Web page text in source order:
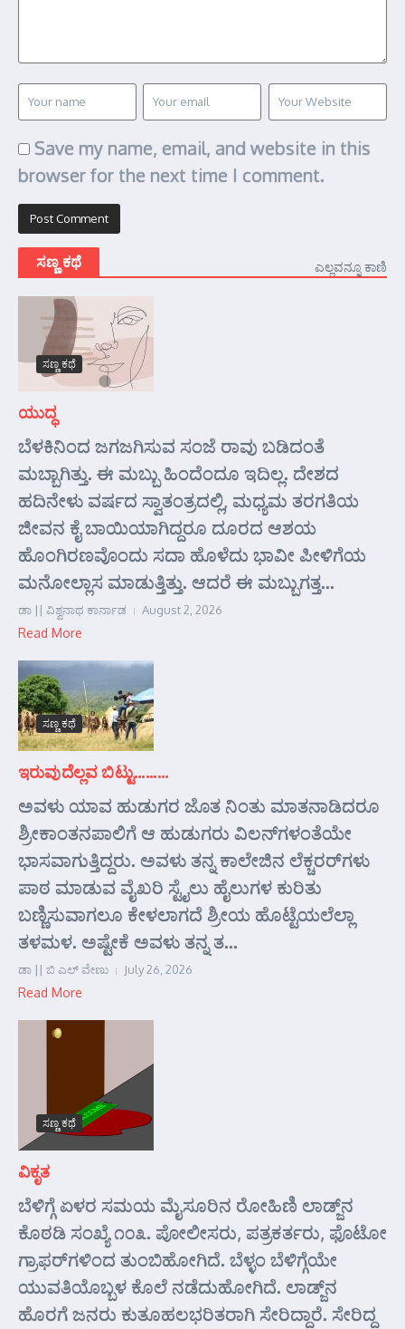
Save my name, email, and website in this
browser for the next time I comment.
ಸಣ್ಣ ಕಥೆ ಎಲ್ಲವನ್ನೂ ಕಾಣಿ
ಸಣ್ಣ ಕಥೆ
ಯುದ್ಧ
ಬೆಳಕಿನಿಂದ ಜಗಜಗಿಸುವ ಸಂಜೆ ರಾವು ಬಡಿದಂತೆ
ಮಬ್ಬಾಗಿತ್ತು. ಈ ಮಬ್ಬು ಹಿಂದೆಂದೂ ಇದಿಲ್ಲ. ದೇಶದ
ಹದಿನೇಳು ವರ್ಷದ ಸ್ವಾತಂತ್ರದಲ್ಲಿ, ಮಧ್ಯಮ ತರಗತಿಯ
ಜೀವನ ಕೈ ಬಾಯಿಯಾಗಿದ್ದರೂ ದೂರದ ಆಶಯ
ಹೊಂಗಿರಣವೊಂದು ಸದಾ ಹೊಳೆದು ಭಾವೀ ಪೀಳಿಗೆಯ
ಮನೋಲ್ಲಾಸ ಮಾಡುತ್ತಿತ್ತು. ಆದರೆ ಈ ಮಬ್ಬುಗತ್ತ...
ಡಾ || ವಿಶ್ವನಾಥ ಕಾರ್ನಾಡ August 2, 2026
Read More
ಸಣ್ಣ ಕಥೆ
ಇರುವುದೆಲ್ಲವ ಬಿಟ್ಟು………
ಅವಳು ಯಾವ ಹುಡುಗರ ಜೊತ ನಿಂತು ಮಾತನಾಡಿದರೂ
ಶ್ರೀಕಾಂತನಪಾಲಿಗೆ ಆ ಹುಡುಗರು ವಿಲನ್‌ಗಳಂತೆಯೇ
ಭಾಸವಾಗುತ್ತಿದ್ದರು. ಅವಳು ತನ್ನ ಕಾಲೇಜಿನ ಲೆಕ್ಚರರ್‌ಗಳು
ಪಾಠ ಮಾಡುವ ವೈಖರಿ ಸ್ಟೈಲು ಹೈಲುಗಳ ಕುರಿತು
ಬಣ್ಣಿಸುವಾಗಲೂ ಕೇಳಲಾಗದೆ ಶ್ರೀಯ ಹೊಟ್ಟೆಯಲೆಲ್ಲಾ
ತಳಮಳ. ಅಷ್ಟೇಕೆ ಅವಳು ತನ್ನ ತ...
ಡಾ || ಬಿ ಎಲ್ ವೇಣು July 26, 2026
Read More
ಸಣ್ಣ ಕಥೆ
ವಿಕೃತ
ಬೆಳಿಗ್ಗೆ ಏಳರ ಸಮಯ ಮೈಸೂರಿನ ರೋಹಿಣಿ ಲಾಡ್ಜ್‌ನ
ಕೊಠಡಿ ಸಂಖ್ಯೆ ೧೦೩. ಪೋಲೀಸರು, ಪತ್ರಕರ್ತರು, ಫೊಟೋ
ಗ್ರಾಫರ್‌ಗಳಿಂದ ತುಂಬಿಹೋಗಿದೆ. ಬೆಳ್ಳಂ ಬೆಳಿಗ್ಗೆಯೇ
ಯುವತಿಯೊಬ್ಬಳ ಕೊಲೆ ನಡೆದುಹೋಗಿದೆ. ಲಾಡ್ಜ್‌ನ
ಹೊರಗೆ ಜನರು ಕುತೂಹಲಭರಿತರಾಗಿ ಸೇರಿದ್ದಾರೆ. ಸೇರಿದ್ದ